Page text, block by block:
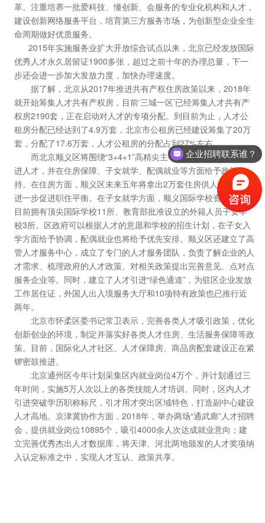
革。注重培养一批爱科技、懂创新、会服务的专业化机构和人才，
建设创新网络服务平台，培育第三方服务市场，为创新型企业全生
命周期做好优质服务。
2015年实施服务业扩大开放综合试点以来，北京已经发放国际
优秀人才永久居留证1900多张，超过之前十年的办理总量，下一
步还会进一步加大发放力度，加快办理速度。
据了解，北京从2017年推进共有产权住房政策以来，2018年
就开始筹集人才共有产权房，目前‘三城一区’已经筹集人才共有产
权房2190套，正在启动对人才的专项分配。到目前为止，人才公
租房分配已经达到了4.9万套，北京市公租房已经建设筹集了20万
套，分配了17.6万套，人才公租房的分配占到27%左右。
而北京顺义区将围绕“3+4+1”高精尖主导产业新格局，大力引
进人才，并在住房保障、子女就学、配偶就业等方面给予政策支
持。在住房方面，顺义区未来五年将拿出2万套住房供人才引进，
进一步促进职住平衡。在子女就学方面，顺义国际学校资源丰富，
目前拥有顶尖国际学校11所、教育部批准设立的外籍人员子女学
校3所。区政府可以根据人才的意愿和学校的招生计划，在子女入
学方面给予协调，配偶就业也将给予优先安排。顺义区还建立了高
管人才服务中心，成立了专门的人才服务团队，负责了解企业的人
才需求、梳理政府的人才政策、对相关政策提出完善意见、点对点
服务企业等。同时，建立了人才引进“绿色通道”，为驻区企业发放
工作居住证，外国人出入境服务大厅和10项特有政策也已推行近
两年。
北京市怀柔区委书记常卫表示，完善各类人才吸引政策，优化
创新创业的环境，制定并落实好各类人才住房、生活服务保障等政
策。目前，国际化人才社区、人才保障房、商品房配套建设正在紧
锣密鼓推进。
北京通州区今年计划采集区内就业岗位4万个，并计划通过三
年时间，实施5万人次以上的各类技能人才培训。同时，区内人才
引进突破学历职称标尺，引才用才突出区域特色，打造副中心建设
人才高地。京津冀协作方面，2018年，举办两场“通武廊”人才招聘
会，提供就业岗位10895个，吸引4000余人次达成就业意向；建
立完善优秀杰出人才数据库，将天津、河北两地颁发的人才奖项纳
入认定标准之中，实现人才互认、政策共享。
企业招聘联系谁？